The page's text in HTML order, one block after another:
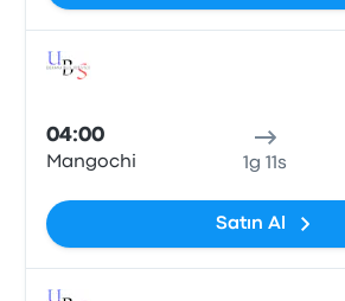
04:00
Mangochi 1g 11s
Satın Al